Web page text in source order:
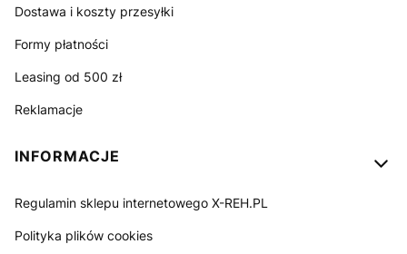
Dostawa i koszty przesyłki
Formy płatności
Leasing od 500 zł
Reklamacje
INFORMACJE
Regulamin sklepu internetowego X-REH.PL
Polityka plików cookies